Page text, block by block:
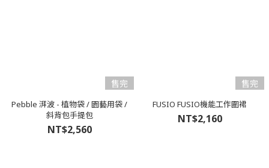
售完
Pebble 湃波 - 植物袋 / 園藝用袋 /
斜背包手提包
NT$2,560
售完
FUSIO FUSIO機能工作圍裙
NT$2,160